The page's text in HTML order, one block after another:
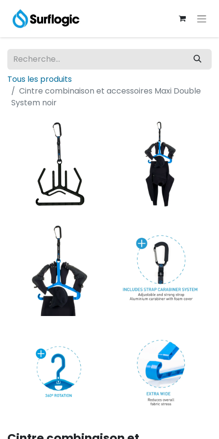
Tous les produits
Cintre combinaison et accessoires Maxi Double
System noir